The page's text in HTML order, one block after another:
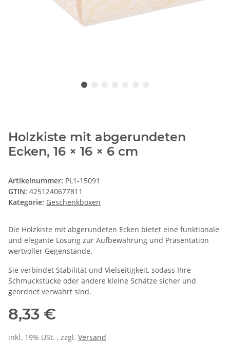
Holzkiste mit abgerundeten
Ecken, 16 × 16 × 6 cm
Artikelnummer: PL1-15091
GTIN: 4251240677811
Kategorie: Geschenkboxen
Die Holzkiste mit abgerundeten Ecken bietet eine funktionale
und elegante Lösung zur Aufbewahrung und Präsentation
wertvoller Gegenstände.
Sie verbindet Stabilität und Vielseitigkeit, sodass Ihre
Schmuckstücke oder andere kleine Schätze sicher und
geordnet verwahrt sind.
8,33 €
inkl. 19% USt. , zzgl. Versand